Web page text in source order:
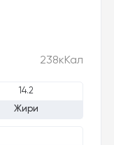
238кКал
14.2
Жири